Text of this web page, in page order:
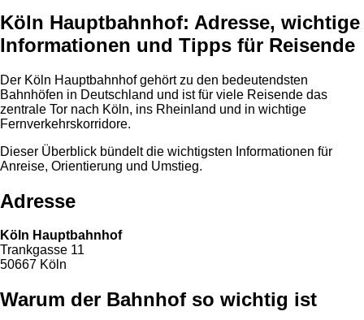
Köln Hauptbahnhof: Adresse, wichtige
Informationen und Tipps für Reisende
Der Köln Hauptbahnhof gehört zu den bedeutendsten
Bahnhöfen in Deutschland und ist für viele Reisende das
zentrale Tor nach Köln, ins Rheinland und in wichtige
Fernverkehrskorridore.
Dieser Überblick bündelt die wichtigsten Informationen für
Anreise, Orientierung und Umstieg.
Adresse
Köln Hauptbahnhof
Trankgasse 11
50667 Köln
Warum der Bahnhof so wichtig ist